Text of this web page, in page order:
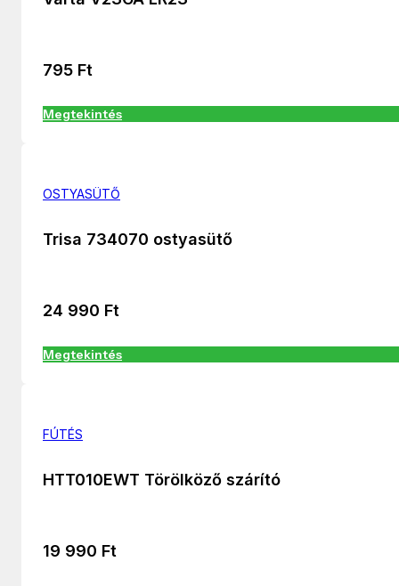
795 Ft
Megtekintés
OSTYASÜTŐ
Trisa 734070 ostyasütő
24 990 Ft
Megtekintés
FÚTÉS
HTT010EWT Törölköző szárító
19 990 Ft